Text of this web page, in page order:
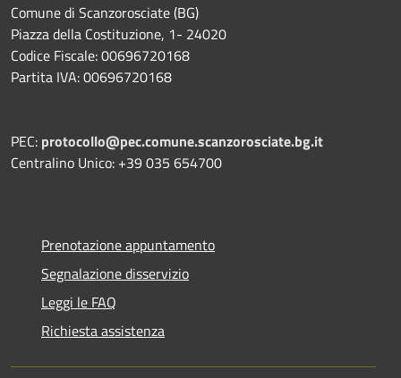
Comune di Scanzorosciate (BG)
Piazza della Costituzione, 1- 24020
Codice Fiscale: 00696720168
Partita IVA: 00696720168
PEC: protocollo@pec.comune.scanzorosciate.bg.it
Centralino Unico: +39 035 654700
Prenotazione appuntamento
Segnalazione disservizio
Leggi le FAQ
Richiesta assistenza